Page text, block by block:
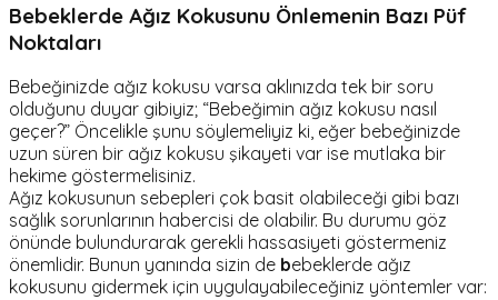
Bebeklerde Ağız Kokusunu Önlemenin Bazı Püf
Noktaları
Bebeğinizde ağız kokusu varsa aklınızda tek bir soru
olduğunu duyar gibiyiz; “Bebeğimin ağız kokusu nasıl
geçer?” Öncelikle şunu söylemeliyiz ki, eğer bebeğinizde
uzun süren bir ağız kokusu şikayeti var ise mutlaka bir
hekime göstermelisiniz.
Ağız kokusunun sebepleri çok basit olabileceği gibi bazı
sağlık sorunlarının habercisi de olabilir. Bu durumu göz
önünde bulundurarak gerekli hassasiyeti göstermeniz
önemlidir. Bunun yanında sizin de bebeklerde ağız
kokusunu gidermek için uygulayabileceğiniz yöntemler var: